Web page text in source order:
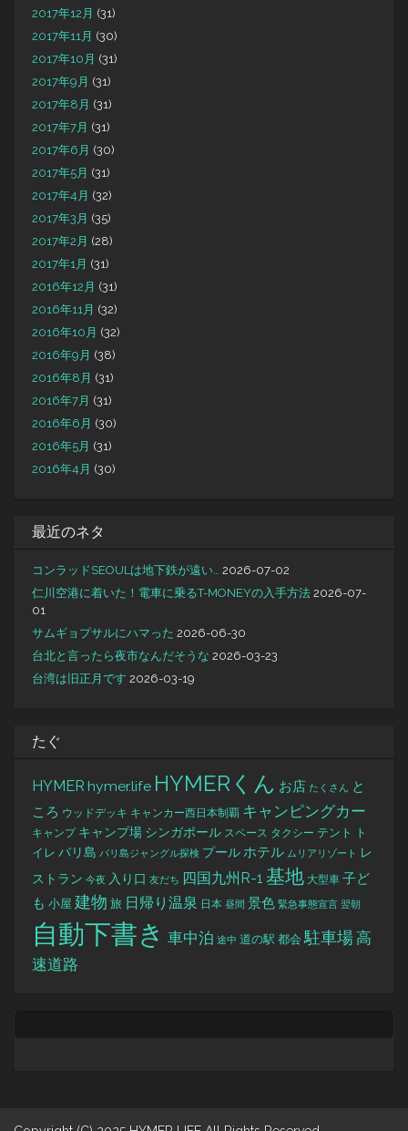
2017年12月 (31)
2017年11月 (30)
2017年10月 (31)
2017年9月 (31)
2017年8月 (31)
2017年7月 (31)
2017年6月 (30)
2017年5月 (31)
2017年4月 (32)
2017年3月 (35)
2017年2月 (28)
2017年1月 (31)
2016年12月 (31)
2016年11月 (32)
2016年10月 (32)
2016年9月 (38)
2016年8月 (31)
2016年7月 (31)
2016年6月 (30)
2016年5月 (31)
2016年4月 (30)
最近のネタ
コンラッドSEOULは地下鉄が遠い… 2026-07-02
仁川空港に着いた！電車に乗るT-MONEYの入手方法 2026-07-
01
サムギョプサルにハマった 2026-06-30
台北と言ったら夜市なんだそうな 2026-03-23
台湾は旧正月です 2026-03-19
たぐ
HYMER hymer.life HYMERくん お店 たくさん と
ころ ウッドデッキ キャンカー西日本制覇 キャンピングカー
キャンプ キャンプ場 シンガポール スペース タクシー テント
ト
イレ バリ島 バリ島ジャングル探検 プールホテル ムリアリゾート
レ
ストラン 今夜 入り口 友だち 四国九州R-1 基地 大型車 子ど
も 小屋 建物 旅 日帰り温泉 日本 昼間 景色 緊急事態宣言 翌朝
自動下書き 車中泊 途中 道の駅 都会 駐車場高
速道路